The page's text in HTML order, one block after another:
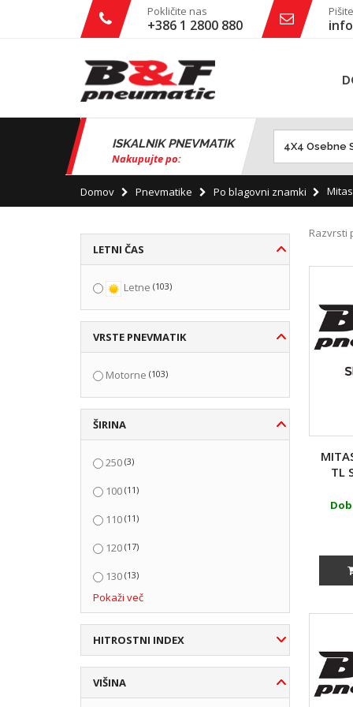
Pokličite nas
+386 1 2800 880
ISKALNIK PNEVMATIK
Nakupujte po:
Domov Pnevmatike Po blagovni znamki Mitas
Razvrsti
TL
LETNI ČAS
Letne (103)
VRSTE PNEVMATIK
Motorne (103)
ŠIRINA
250 (3)
100 (11)
110 (11)
120 (17)
130 (13)
140 (10)
70 (1)
Pokaži več
HITROSTNI INDEX
VIŠINA